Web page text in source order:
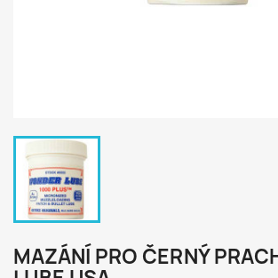
MAZÁNÍ PRO ČERNÝ